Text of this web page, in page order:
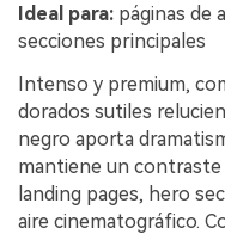
Ideal para: páginas de
secciones principales
Intenso y premium,
dorados sutiles
negro aporta
mantiene un
landing pages, hero
aire cinematográfico.